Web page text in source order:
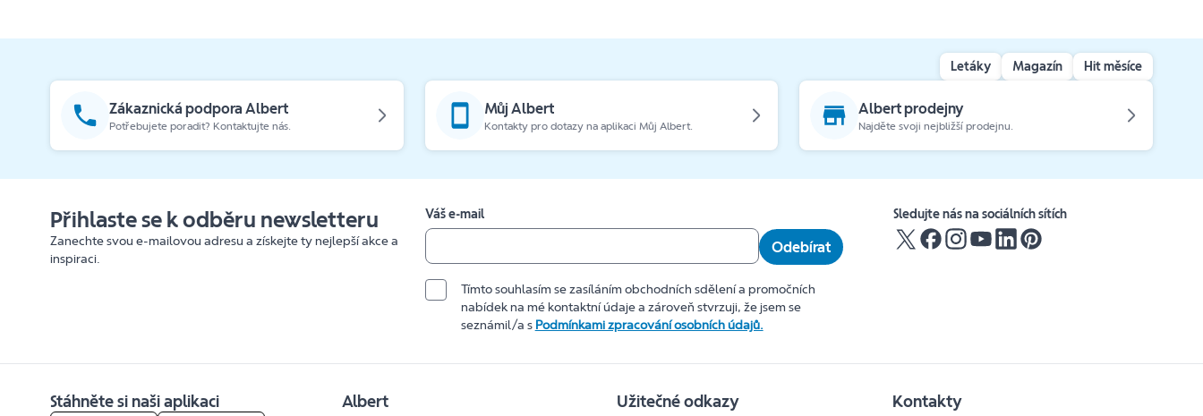
Letáky Magazín Hit měsíce
Zákaznická podpora Albert
Potřebujete poradit? Kontaktujte nás.
Můj Albert
Kontakty pro dotazy na aplikaci Můj Albert.
Albert prodejny
Najděte svoji nejbližší prodejnu.
Přihlaste se k odběru newsletteru
Zanechte svou e-mailovou adresu a získejte ty nejlepší akce a
inspiraci.
Váš e-mail
Odebírat
Tímto souhlasím se zasíláním obchodních sdělení a promočních
nabídek na mé kontaktní údaje a zároveň stvrzuji, že jsem se
seznámil/a s Podmínkami zpracování osobních údajů.
Sledujte nás na sociálních sítích
Stáhněte si naši aplikaci Albert Užitečné odkazy Kontakty